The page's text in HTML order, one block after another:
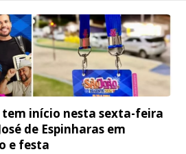
tem início nesta sexta-feira
de Espinharas em
e festa